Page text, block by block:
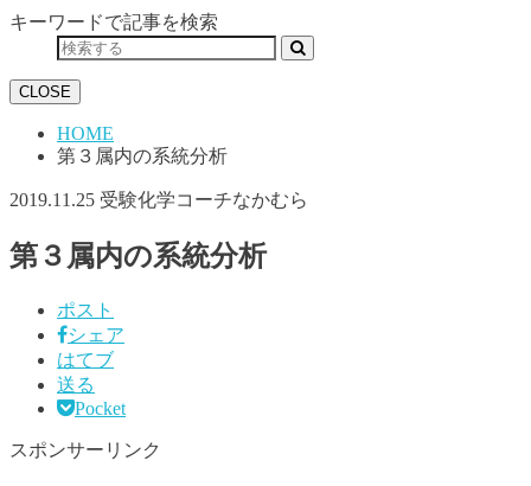
キーワードで記事を検索
CLOSE
HOME
第３属内の系統分析
2019.11.25 受験化学コーチなかむら
第３属内の系統分析
ポスト
シェア
はてブ
送る
Pocket
スポンサーリンク